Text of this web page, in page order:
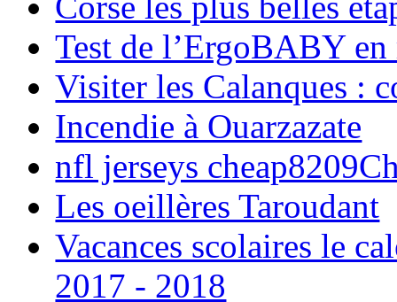
Test de l’ErgoBABY en
Visiter les Calanques :
Incendie à Ouarzazate
nfl jerseys
Les oeillères Taroudant
Vacances scolaires le
2017 - 2018